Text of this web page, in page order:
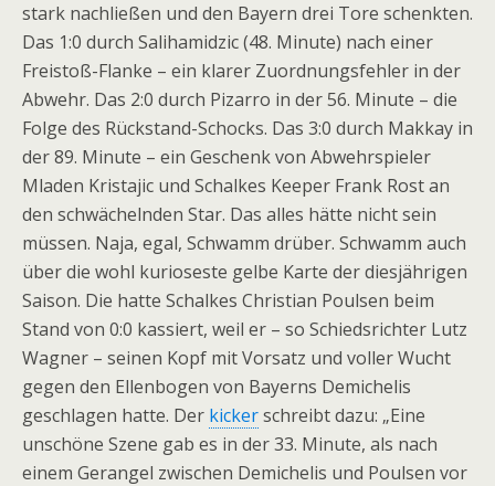
stark nachließen und den Bayern drei Tore schenkten.
Das 1:0 durch Salihamidzic (48. Minute) nach einer
Freistoß-Flanke – ein klarer Zuordnungsfehler in der
Abwehr. Das 2:0 durch Pizarro in der 56. Minute – die
Folge des Rückstand-Schocks. Das 3:0 durch Makkay in
der 89. Minute – ein Geschenk von Abwehrspieler
Mladen Kristajic und Schalkes Keeper Frank Rost an
den schwächelnden Star. Das alles hätte nicht sein
müssen. Naja, egal, Schwamm drüber. Schwamm auch
über die wohl kurioseste gelbe Karte der diesjährigen
Saison. Die hatte Schalkes Christian Poulsen beim
Stand von 0:0 kassiert, weil er – so Schiedsrichter Lutz
Wagner – seinen Kopf mit Vorsatz und voller Wucht
gegen den Ellenbogen von Bayerns Demichelis
geschlagen hatte. Der kickerschreibt dazu: „Eine
unschöne Szene gab es in der 33. Minute, als nach
einem Gerangel zwischen Demichelis und Poulsen vor